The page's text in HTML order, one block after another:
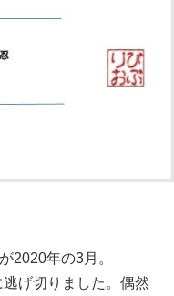
2020年の3月。
げ切りました。偶然